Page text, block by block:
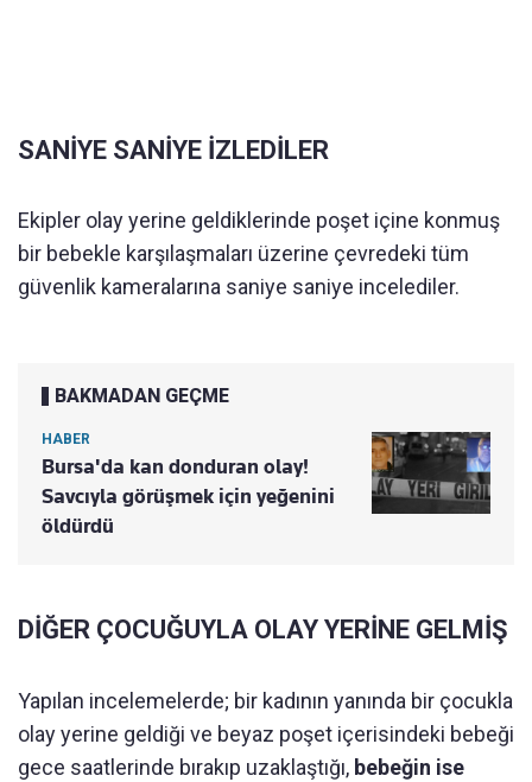
SANİYE SANİYE İZLEDİLER
Ekipler olay yerine geldiklerinde poşet içine konmuş
bir bebekle karşılaşmaları üzerine çevredeki tüm
güvenlik kameralarına saniye saniye incelediler.
BAKMADAN GEÇME
HABER
Bursa'da kan donduran olay!
Savcıyla görüşmek için yeğenini
öldürdü
DİĞER ÇOCUĞUYLA OLAY YERİNE GELMİŞ
Yapılan incelemelerde; bir kadının yanında bir çocukla
olay yerine geldiği ve beyaz poşet içerisindeki bebeği
gece saatlerinde bırakıp uzaklaştığı, bebeğin ise